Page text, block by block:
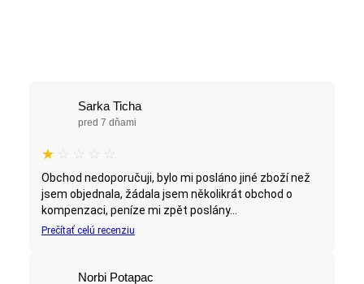
Sarka Ticha
pred 7 dňami
★ ☆ ☆ ☆ ☆
Obchod nedoporučuji, bylo mi posláno jiné zboží než
jsem objednala, žádala jsem několikrát obchod o
kompenzaci, peníze mi zpět poslány...
Prečítať celú recenziu
Norbi Potapac